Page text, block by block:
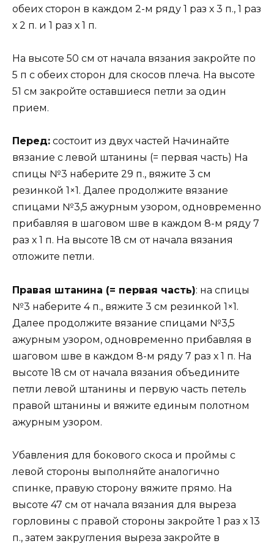
обеих сторон в каждом 2-м ряду 1 раз х 3 п., 1 раз
х 2 п. и 1 раз х 1 п.
На высоте 50 см от начала вязания закройте по
5 п с обеих сторон для скосов плеча. На высоте
51 см закройте оставшиеся петли за один
прием.
Перед: состоит из двух частей Начинайте
вязание с левой штанины (= первая часть) На
спицы №3 наберите 29 п., вяжите 3 см
резинкой 1×1. Далее продолжите вязание
спицами №3,5 ажурным узором, одновременно
прибавляя в шаговом шве в каждом 8-м ряду 7
раз х 1 п. На высоте 18 см от начала вязания
отложите петли.
Правая штанина (= первая часть): на спицы
№3 наберите 4 п., вяжите 3 см резинкой 1×1.
Далее продолжите вязание спицами №3,5
ажурным узором, одновременно прибавляя в
шаговом шве в каждом 8-м ряду 7 раз х 1 п. На
высоте 18 см от начала вязания объедините
петли левой штанины и первую часть петель
правой штанины и вяжите единым полотном
ажурным узором.
Убавления для бокового скоса и проймы с
левой стороны выполняйте аналогично
спинке, правую сторону вяжите прямо. На
высоте 47 см от начала вязания для выреза
горловины с правой стороны закройте 1 раз х 13
п., затем закругления выреза закройте в